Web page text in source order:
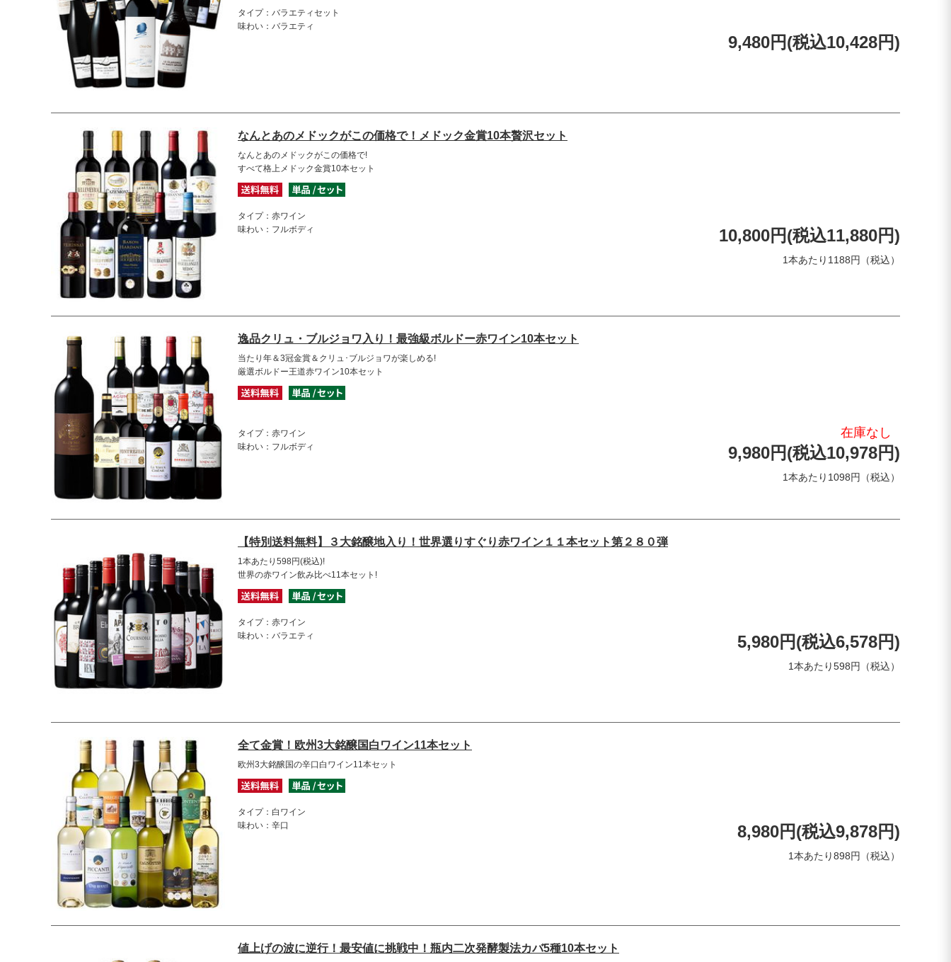
タイプ：バラエティセット
味わい：バラエティ
9,480円(税込10,428円)
なんとあのメドックがこの価格で！メドック金賞10本贅沢セット
なんとあのメドックがこの価格で!
すべて格上メドック金賞10本セット
タイプ：赤ワイン
味わい：フルボディ
10,800円(税込11,880円)
1本あたり1188円（税込）
逸品クリュ・ブルジョワ入り！最強級ボルドー赤ワイン10本セット
当たり年＆3冠金賞＆クリュ･ブルジョワが楽しめる!
厳選ボルドー王道赤ワイン10本セット
タイプ：赤ワイン
味わい：フルボディ
在庫なし
9,980円(税込10,978円)
1本あたり1098円（税込）
【特別送料無料】３大銘醸地入り！世界選りすぐり赤ワイン１１本セット第２８０弾
1本あたり598円(税込)!
世界の赤ワイン飲み比べ11本セット!
タイプ：赤ワイン
味わい：バラエティ
5,980円(税込6,578円)
1本あたり598円（税込）
全て金賞！欧州3大銘醸国白ワイン11本セット
欧州3大銘醸国の辛口白ワイン11本セット
タイプ：白ワイン
味わい：辛口
8,980円(税込9,878円)
1本あたり898円（税込）
値上げの波に逆行！最安値に挑戦中！瓶内二次発酵製法カバ5種10本セット